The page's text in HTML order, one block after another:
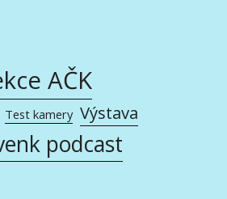
AČK
Test kamery Výstava
podcast